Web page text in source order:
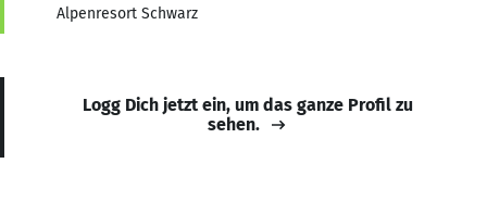
Alpenresort Schwarz
Logg Dich jetzt ein, um das ganze Profil zu
sehen.